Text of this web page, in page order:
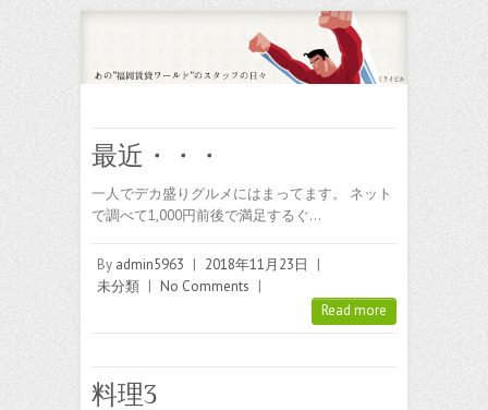
最近・・・
一人でデカ盛りグルメにはまってます。 ネット
で調べて1,000円前後で満足するぐ…
By admin5963 | 2018年11月23日
|
未分類 | No Comments |
Read more
料理3